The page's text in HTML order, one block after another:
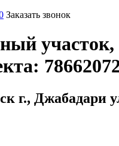
Заказать звонок
участок,
г., Джабадари